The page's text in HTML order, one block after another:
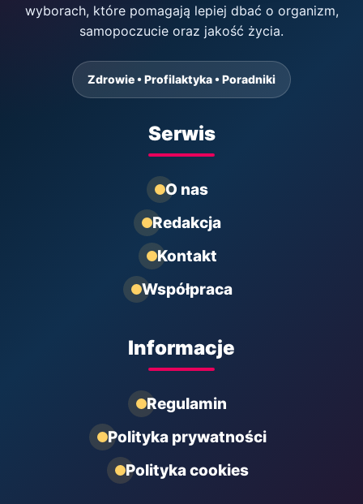
wyborach, które pomagają lepiej dbać o organizm,
samopoczucie oraz jakość życia.
Zdrowie • Profilaktyka • Poradniki
Serwis
O nas
Redakcja
Kontakt
Współpraca
Informacje
Regulamin
Polityka prywatności
Polityka cookies